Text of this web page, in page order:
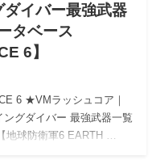
イバー最強武器
タベース
6】
6 ★VMラッシュコア｜
グダイバー 最強武器一覧
地球防衛軍6 EARTH …